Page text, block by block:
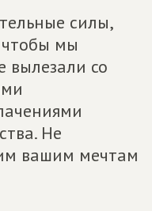
силы,
чтобы мы
вылезали со
Не
вашим мечтам